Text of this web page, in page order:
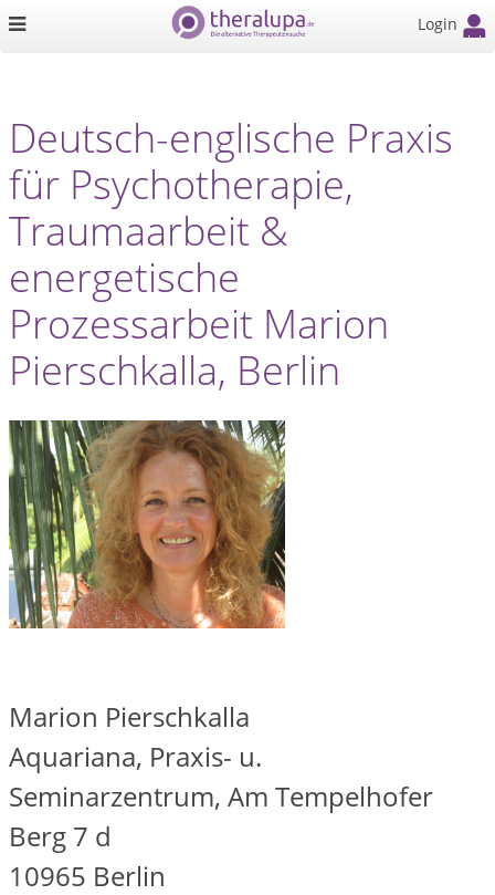
Login
Deutsch-englische Praxis
für Psychotherapie,
Traumaarbeit &
energetische
Prozessarbeit Marion
Pierschkalla, Berlin
Marion Pierschkalla
Aquariana, Praxis- u.
Seminarzentrum, Am Tempelhofer
Berg 7 d
10965 Berlin